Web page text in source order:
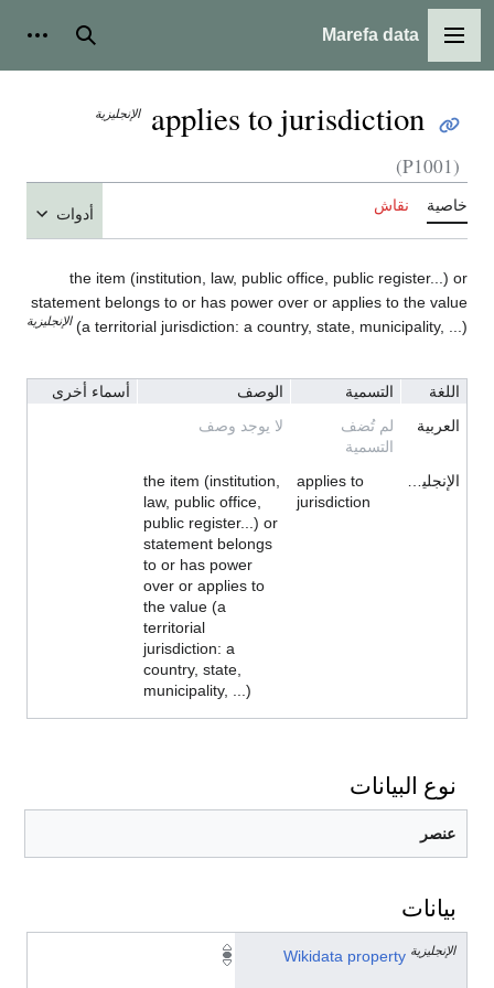
القائمة الرئيسية
Marefa data بحث
applies to jurisdiction الإنجليزية
(P1001)
خاصية نقاش أدوات
the item (institution, law, public office, public register...) or
statement belongs to or has power over or applies to the value
(a territorial jurisdiction: a country, state, municipality, ...) الإنجليزية
اللغة التسمية الوصف
أسماء أخرى
العربية
لم تُضف
التسمية
لا يوجد وصف
الإنجليزية
applies to
jurisdiction
the item (institution,
law, public office,
public register...) or
statement belongs
to or has power
over or applies to
the value (a
territorial
jurisdiction: a
country, state,
municipality, ...)
نوع البيانات
عنصر
بيانات
Wikidata property الإنجليزية